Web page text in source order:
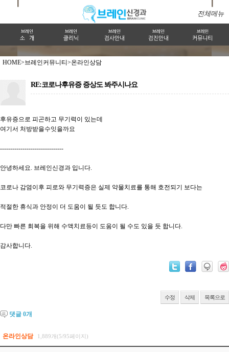
전체메뉴
HOME>브레인커뮤니티>온라인상담
RE:코로나후유증 증상도 봐주시나요
후유증으로 피곤하고 무기력이 있는데
여기서 처방받을수잇을까요
-------------------------------
안녕하세요. 브레인신경과 입니다.
코로나 감염이후 피로와 무기력증은 실제 약물치료를 통해 호전되기 보다는
적절한 휴식과 안정이 더 도움이 될 듯도 합니다.
다만 빠른 회복을 위해 수액치료등이 도움이 될 수도 있을 듯 합니다.
감사합니다.
수정 삭제 목록으로
댓글 0개
온라인상담 1,889개(5/95페이지)